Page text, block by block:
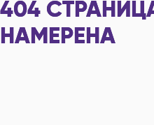
404
НАМЕРЕНА